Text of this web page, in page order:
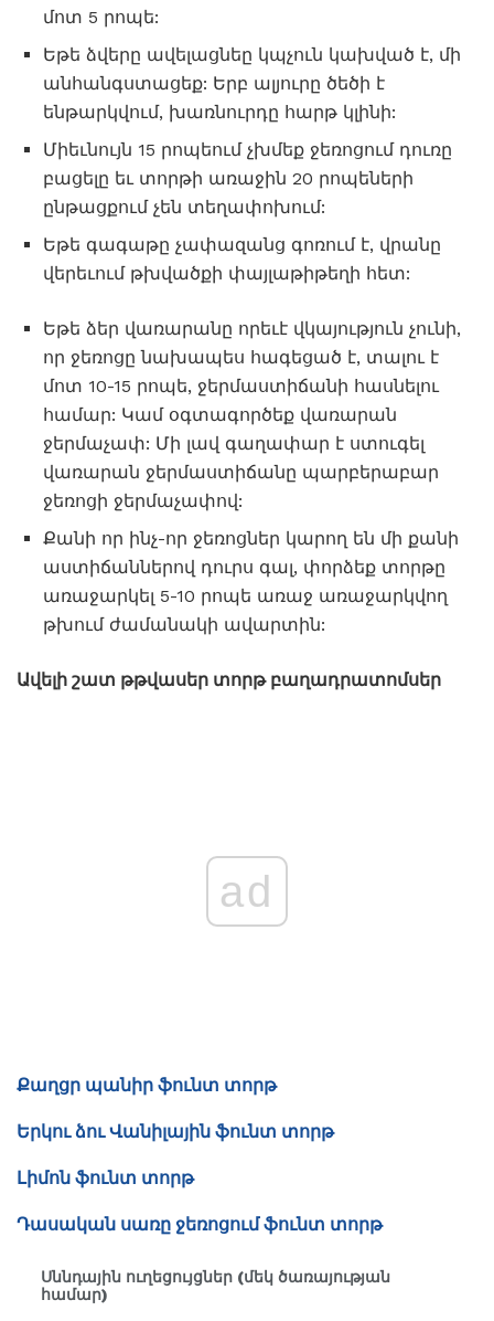
մոտ 5 րոպե:
Եթե ​​ձվերը ավելացնեը կպչուն կախված է, մի
անհանգստացեք: Երբ ալյուրը ծեծի է
ենթարկվում, խառնուրդը հարթ կլինի:
Միեւնույն 15 րոպեում չխմեք ջեռոցում դուռը
բացելը եւ տորթի առաջին 20 րոպեների
ընթացքում չեն տեղափոխում:
Եթե ​​գագաթը չափազանց գոռում է, վրանը
վերեւում թխվածքի փայլաթիթեղի հետ:
Եթե ​​ձեր վառարանը որեւէ վկայություն չունի,
որ ջեռոցը նախապես հագեցած է, տալու է
մոտ 10-15 րոպե, ջերմաստիճանի հասնելու
համար: Կամ օգտագործեք վառարան
ջերմաչափ: Մի լավ գաղափար է ստուգել
վառարան ջերմաստիճանը պարբերաբար
ջեռոցի ջերմաչափով:
Քանի որ ինչ-որ ջեռոցներ կարող են մի քանի
աստիճաններով դուրս գալ, փորձեք տորթը
առաջարկել 5-10 րոպե առաջ առաջարկվող
թխում ժամանակի ավարտին:
Ավելի շատ թթվասեր տորթ բաղադրատոմսեր
ad
Քաղցր պանիր ֆունտ տորթ
Երկու ձու Վանիլային ֆունտ տորթ
Լիմոն ֆունտ տորթ
Դասական սառը ջեռոցում ֆունտ տորթ
Սննդային ուղեցույցներ (մեկ ծառայության
համար)